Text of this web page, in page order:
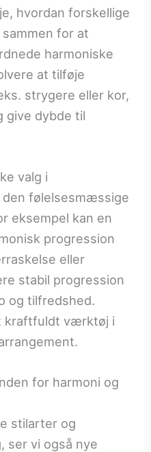
hvordan forskellige
for at
harmoniske
at tilføje
strygere eller kor,
give dybde til
valg i
følelsesmæssige
eksempel kan en
progression
eller
stabil progression
og tilfredshed.
kraftfuldt værktøj i
for harmoni og
stilarter og
ser vi også nye